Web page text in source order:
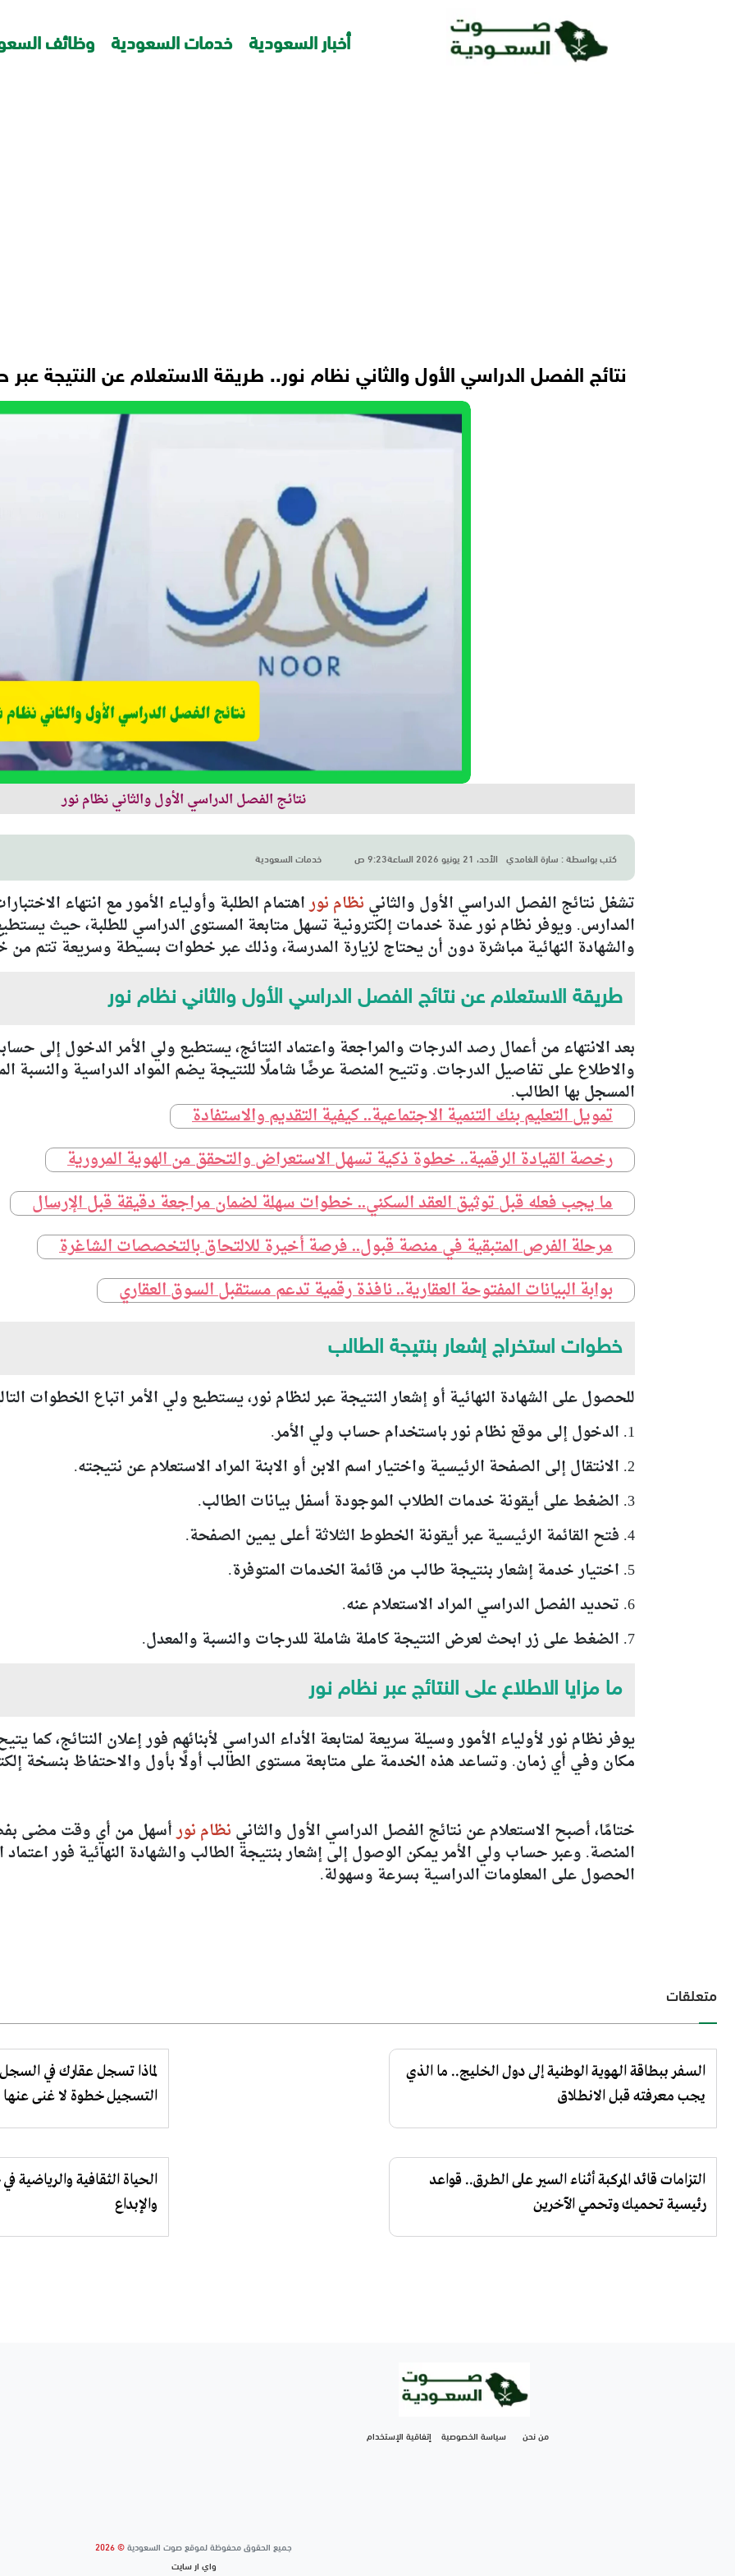
أخبار السعودية خدمات السعودية وظائف
نتائج الفصل الدراسي الأول والثاني نظام نور.. طريقة الاستعلام عن النتيجة
نتائج الفصل الدراسي الأول والثاني نظام نور
كتب بواسطة : سارة الغامدي الأحد، 21 يونيو 2026 الساعة9:23 ص خدمات السعودية
تشغل نتائج الفصل الدراسي الأول والثاني نظام نوراهتمام الطلبة وأولياء الأمور مع انتهاء
المدارس. ويوفر نظام نور عدة خدمات إلكترونية تسهل متابعة المستوى الدراسي للطلبة، حيث
والشهادة النهائية مباشرة دون أن يحتاج لزيارة المدرسة، وذلك عبر خطوات بسيطة وسريعة تتم
طريقة الاستعلام عن نتائج الفصل الدراسي الأول والثاني نظام نور
بعد الانتهاء من أعمال رصد الدرجات والمراجعة واعتماد النتائج، يستطيع ولي الأمر الدخول إلى
والاطلاع على تفاصيل الدرجات. وتتيح المنصة عرضًا شاملًا للنتيجة يضم المواد الدراسية والنسبة
المسجل بها الطالب.
تمويل التعليم بنك التنمية الاجتماعية.. كيفية التقديم والاستفادة
رخصة القيادة الرقمية.. خطوة ذكية تسهل الاستعراض والتحقق من الهوية المرورية
ما يجب فعله قبل توثيق العقد السكني.. خطوات سهلة لضمان مراجعة دقيقة قبل الإرسال
مرحلة الفرص المتبقية في منصة قبول.. فرصة أخيرة للالتحاق بالتخصصات الشاغرة
بوابة البيانات المفتوحة العقارية.. نافذة رقمية تدعم مستقبل السوق العقاري
خطوات استخراج إشعار بنتيجة الطالب
للحصول على الشهادة النهائية أو إشعار النتيجة عبر لنظام نور، يستطيع ولي الأمر اتباع الخطوات
1. الدخول إلى موقع نظام نور باستخدام حساب ولي الأمر.
2. الانتقال إلى الصفحة الرئيسية واختيار اسم الابن أو الابنة المراد الاستعلام عن نتيجته.
3. الضغط على أيقونة خدمات الطلاب الموجودة أسفل بيانات الطالب.
4. فتح القائمة الرئيسية عبر أيقونة الخطوط الثلاثة أعلى يمين الصفحة.
5. اختيار خدمة إشعار بنتيجة طالب من قائمة الخدمات المتوفرة.
6. تحديد الفصل الدراسي المراد الاستعلام عنه.
7. الضغط على زر ابحث لعرض النتيجة كاملة شاملة للدرجات والنسبة والمعدل.
ما مزايا الاطلاع على النتائج عبر نظام نور
يوفر نظام نور لأولياء الأمور وسيلة سريعة لمتابعة الأداء الدراسي لأبنائهم فور إعلان النتائج، كما
مكان وفي أي زمان. وتساعد هذه الخدمة على متابعة مستوى الطالب أولًا بأول والاحتفاظ بنسخة
ختامًا، أصبح الاستعلام عن نتائج الفصل الدراسي الأول والثاني نظام نورأسهل من أي وقت مضى بفضل
المنصة. وعبر حساب ولي الأمر يمكن الوصول إلى إشعار بنتيجة الطالب والشهادة النهائية فور
الحصول على المعلومات الدراسية بسرعة وسهولة.
متعلقات
السفر ببطاقة الهوية الوطنية إلى دول الخليج.. ما الذي
يجب معرفته قبل الانطلاق
التسجيل خطوة لا غنى عنها
التزامات قائد المركبة أثناء السير على الطرق.. قواعد
رئيسية تحميك وتحمي الآخرين
الحياة الثقافية والرياضية
والإبداع
من نحن سياسة الخصوصية إتفاقية الإستخدام
جميع الحقوق محفوظة لموقع صوت السعودية© 2026
واي ار سايت